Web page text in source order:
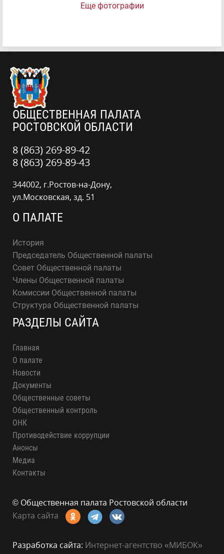
Еще фотографии
ОБЩЕСТВЕННАЯ ПАЛАТА
РОСТОВСКОЙ ОБЛАСТИ
8 (863) 269-89-42
8 (863) 269-89-43
344002, г.Ростов-на-Дону,
ул.Московская, зд. 51
О ПАЛАТЕ
История
Председатель Общественной палаты
Совет Общественной палаты
Члены Общественной палаты
Комиссии Общественной палаты
Структура Общественной палаты
РАЗДЕЛЫ САЙТА
Главная
О палате
Новости
Документы
Общественные советы
Общественный контроль
ОНК
Противодействие коррупции
Анонсы
Медиа
Контакты
© Общественная палата Ростовской области
Карта сайта
Разработка сайта: Интернет-агентство «МИБОК»